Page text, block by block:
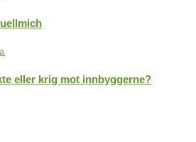
eller krig mot innbyggerne?